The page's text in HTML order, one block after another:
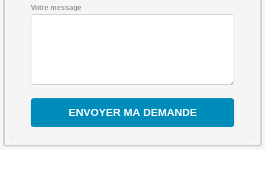
Votre message